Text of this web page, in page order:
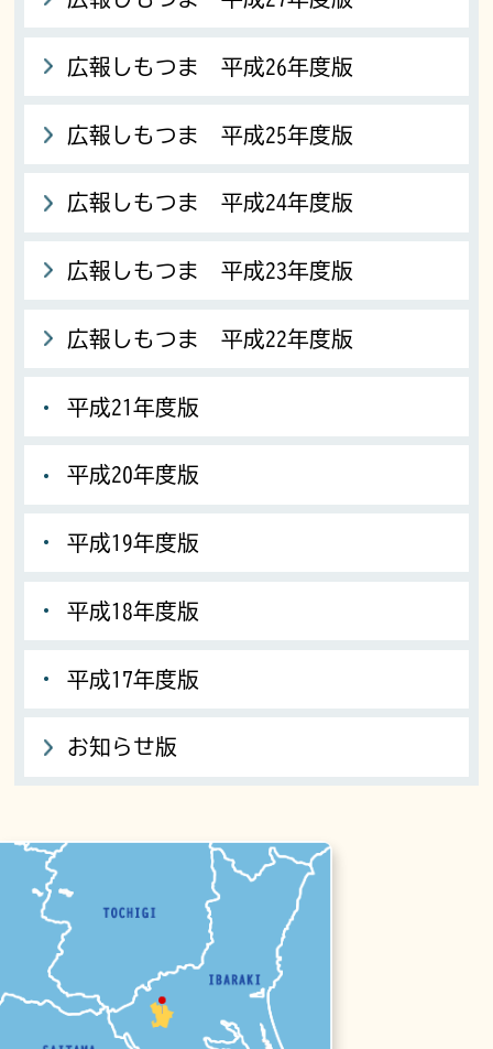
広報しもつま 平成26年度版
広報しもつま 平成25年度版
広報しもつま 平成24年度版
広報しもつま 平成23年度版
広報しもつま 平成22年度版
平成21年度版
平成20年度版
平成19年度版
平成18年度版
平成17年度版
お知らせ版